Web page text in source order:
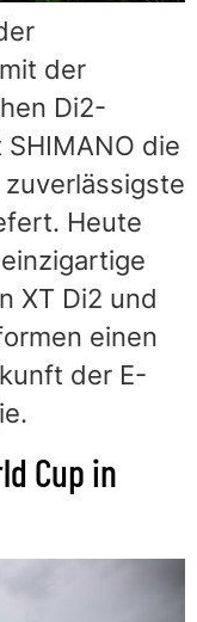
der
Di2-
die
Heute
XT Di2 und
einen
der E-
Cup in